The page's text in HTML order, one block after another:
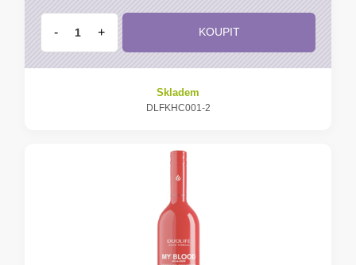
- + KOUPIT
Skladem
DLFKHC001-2